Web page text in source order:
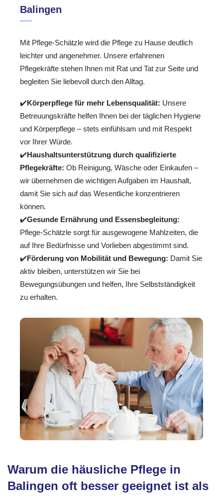
Balingen
Mit Pflege-Schätzle wird die Pflege zu Hause deutlich
leichter und angenehmer. Unsere erfahrenen
Pflegekräfte stehen Ihnen mit Rat und Tat zur Seite und
begleiten Sie liebevoll durch den Alltag.
✔️Körperpflege für mehr Lebensqualität: Unsere
Betreuungskräfte helfen Ihnen bei der täglichen Hygiene
und Körperpflege – stets einfühlsam und mit Respekt
vor Ihrer Würde.
✔️Haushaltsunterstützung durch qualifizierte
Pflegekräfte: Ob Reinigung, Wäsche oder Einkaufen –
wir übernehmen die wichtigen Aufgaben im Haushalt,
damit Sie sich auf das Wesentliche konzentrieren
können.
✔️Gesunde Ernährung und Essensbegleitung:
Pflege-Schätzle sorgt für ausgewogene Mahlzeiten, die
auf Ihre Bedürfnisse und Vorlieben abgestimmt sind.
✔️Förderung von Mobilität und Bewegung: Damit Sie
aktiv bleiben, unterstützen wir Sie bei
Bewegungsübungen und helfen, Ihre Selbstständigkeit
zu erhalten.
Warum die häusliche Pflege in
Balingen oft besser geeignet ist als